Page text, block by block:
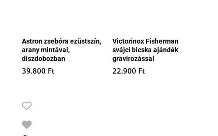
Astron zsebóra ezüstszín,
arany mintával,
díszdobozban
39.800 Ft
Victorinox Fisherman
svájci bicska ajándék
gravírozással
22.900 Ft